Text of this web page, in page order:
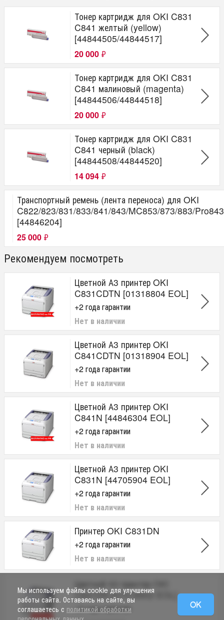
Тонер картридж для OKI C831
C841 желтый (yellow)
[44844505/44844517]
20 000 ₽
Тонер картридж для OKI C831
C841 малиновый (magenta)
[44844506/44844518]
20 000 ₽
Тонер картридж для OKI C831
C841 черный (black)
[44844508/44844520]
14 094 ₽
Транспортный ремень (лента переноса) для OKI
C822/823/831/833/841/843/MC853/873/883/
[44846204]
25 000 ₽
Рекомендуем посмотреть
Цветной А3 принтер OKI
C831CDTN [01318804 EOL]
+2 года гарантии
Нет в наличии
Цветной А3 принтер OKI
C841CDTN [01318904 EOL]
+2 года гарантии
Нет в наличии
Цветной А3 принтер OKI
C841N [44846304 EOL]
+2 года гарантии
Нет в наличии
Цветной А3 принтер OKI
C831N [44705904 EOL]
+2 года гарантии
Нет в наличии
Принтер OKI C831DN
+2 года гарантии
Нет в наличии
C841DN [01318902 EOL]
+2 года гарантии
Мы используем файлы cookie для улучшения
работы сайта. Оставаясь на сайте, вы
соглашаетесь с политикой обработки
OK